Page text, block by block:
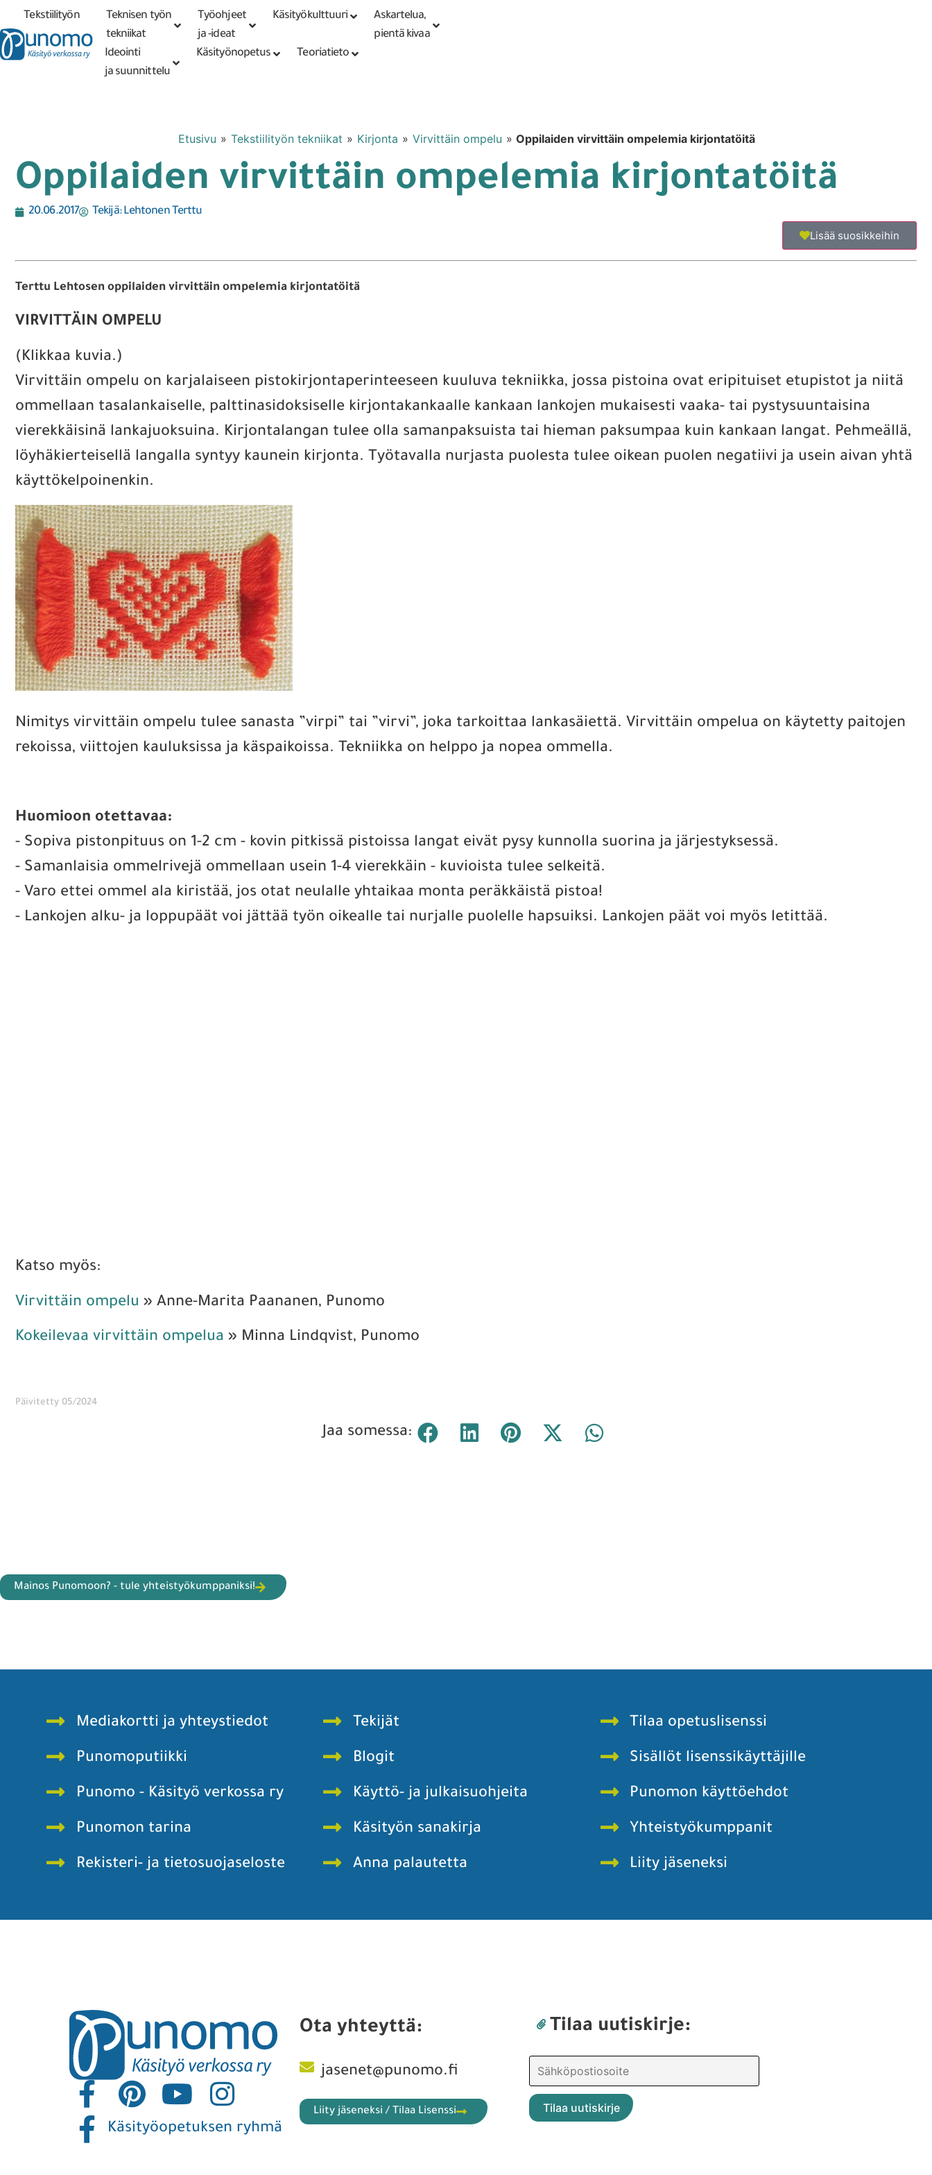
Tarkennettu PunomoputiikkiKirjaudu tai
rekisteröidy
Tekstiilityön
tekniikat
Teknisen työn
tekniikat
Työohjeet
ja -ideat
Käsityökulttuuri
Askartelua,
pientä kivaa
Ideointi
ja suunnittelu
Käsityönopetus Teoriatieto
Etusivu » Tekstiilityön tekniikat » Kirjonta » Virvittäin ompelu » Oppilaiden virvittäin ompelemia kirjontatöitä
Oppilaiden virvittäin ompelemia kirjontatöitä
20.06.2017 Tekijä:Lehtonen Terttu
Lisää suosikkeihin
Terttu Lehtosen oppilaiden virvittäin ompelemia kirjontatöitä
VIRVITTÄIN OMPELU
(Klikkaa kuvia.)
Virvittäin ompelu on karjalaiseen pistokirjontaperinteeseen kuuluva tekniikka, jossa pistoina ovat eripituiset etupistot ja niitä
ommellaan tasalankaiselle, palttinasidoksiselle kirjontakankaalle kankaan lankojen mukaisesti vaaka- tai pystysuuntaisina
vierekkäisinä lankajuoksuina. Kirjontalangan tulee olla samanpaksuista tai hieman paksumpaa kuin kankaan langat. Pehmeällä,
löyhäkierteisellä langalla syntyy kaunein kirjonta. Työtavalla nurjasta puolesta tulee oikean puolen negatiivi ja usein aivan yhtä
käyttökelpoinenkin.
Nimitys virvittäin ompelu tulee sanasta ”virpi” tai ”virvi”, joka tarkoittaa lankasäiettä. Virvittäin ompelua on käytetty paitojen
rekoissa, viittojen kauluksissa ja käspaikoissa. Tekniikka on helppo ja nopea ommella.
Huomioon otettavaa:
- Sopiva pistonpituus on 1-2 cm - kovin pitkissä pistoissa langat eivät pysy kunnolla suorina ja järjestyksessä.
- Samanlaisia ommelrivejä ommellaan usein 1-4 vierekkäin - kuvioista tulee selkeitä.
- Varo ettei ommel ala kiristää, jos otat neulalle yhtaikaa monta peräkkäistä pistoa!
- Lankojen alku- ja loppupäät voi jättää työn oikealle tai nurjalle puolelle hapsuiksi. Lankojen päät voi myös letittää.
Katso myös:
Virvittäin ompelu » Anne-Marita Paananen, Punomo
Kokeilevaa virvittäin ompelua » Minna Lindqvist, Punomo
Päivitetty 05/2024
Jaa somessa:
Mainos Punomoon? - tule yhteistyökumppaniksi!
Mediakortti ja yhteystiedot
Punomoputiikki
Punomo - Käsityö verkossa ry
Punomon tarina
Rekisteri- ja tietosuojaseloste
Tekijät
Blogit
Käyttö- ja julkaisuohjeita
Käsityön sanakirja
Anna palautetta
Tilaa opetuslisenssi
Sisällöt lisenssikäyttäjille
Punomon käyttöehdot
Yhteistyökumppanit
Liity jäseneksi
Käsityöopetuksen ryhmä
Ota yhteyttä:
jasenet@punomo.fi
Liity jäseneksi / Tilaa Lisenssi
Tilaa uutiskirje: